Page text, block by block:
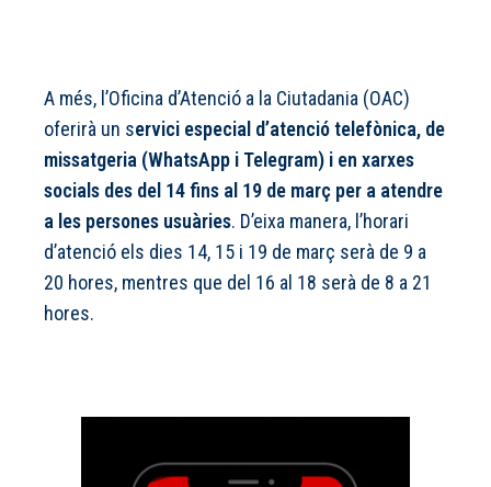
A més, l’Oficina d’Atenció a la Ciutadania (OAC)
oferirà un servici especial d’atenció telefònica, de
missatgeria (WhatsApp i Telegram) i en xarxes
socials des del 14 fins al 19 de març per a atendre
a les persones usuàries. D’eixa manera, l’horari
d’atenció els dies 14, 15 i 19 de març serà de 9 a
20 hores, mentres que del 16 al 18 serà de 8 a 21
hores.